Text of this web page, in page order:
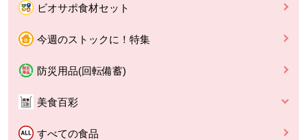
ビオサポ食材セット
今週のストックに！特集
防災用品(回転備蓄)
美食百彩
すべての食品